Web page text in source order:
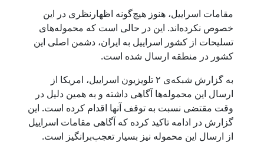
مقامات اسراییل، هنوز هیچ‌گونه اظهارنظری در این
خصوص نکرده‌اند. این در حالی است که محموله‌های
تسلیحات از کشور اسراییل به ایران، دشمن اصلی این
کشور در منطقه ارسال شده است.
به گزارش شبکه‌ی ۲ تلویزیون اسراییل، امریکا از
ارسال این محموله‌ها آگاهی داشته و به همین دلیل در
وقت مقتضی نسبت به توقف آنها اقدام کرده است. این
گزارش در ادامه تاکید کرده که آگاهی مقامات اسراییل
از ارسال این محموله نیز بسیار تعجب‌برانگیز است.